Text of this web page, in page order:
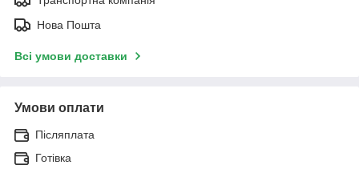
Нова Пошта
Всі умови доставки
Умови оплати
Післяплата
Готівка